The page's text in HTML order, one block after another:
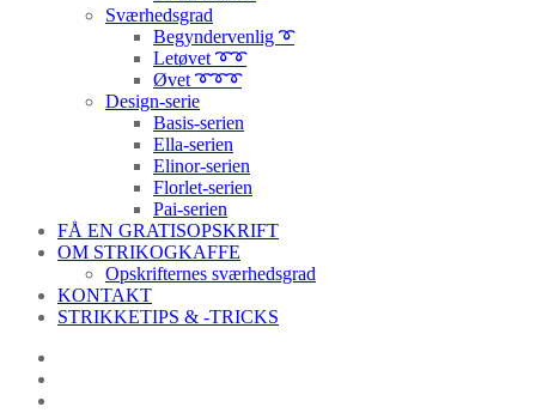
Sværhedsgrad
Begyndervenlig ➰
Letøvet ➰➰
Øvet ➰➰➰
Design-serie
Basis-serien
Ella-serien
Elinor-serien
Florlet-serien
Pai-serien
FÅ EN GRATISOPSKRIFT
OM STRIKOGKAFFE
Opskrifternes sværhedsgrad
KONTAKT
STRIKKETIPS & -TRICKS